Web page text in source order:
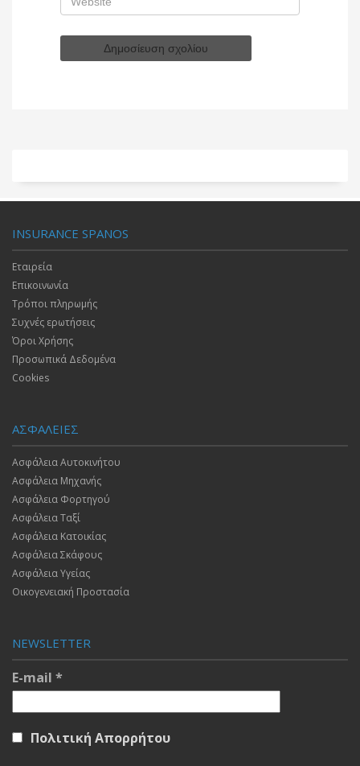
INSURANCE SPANOS
Εταιρεία
Επικοινωνία
Τρόποι πληρωμής
Συχνές ερωτήσεις
Όροι Χρήσης
Προσωπικά Δεδομένα
Cookies
ΑΣΦΑΛΕΙΕΣ
Ασφάλεια Αυτοκινήτου
Ασφάλεια Μηχανής
Ασφάλεια Φορτηγού
Ασφάλεια Ταξί
Ασφάλεια Κατοικίας
Ασφάλεια Σκάφους
Ασφάλεια Υγείας
Οικογενειακή Προστασία
NEWSLETTER
E-mail *
Πολιτική Απορρήτου